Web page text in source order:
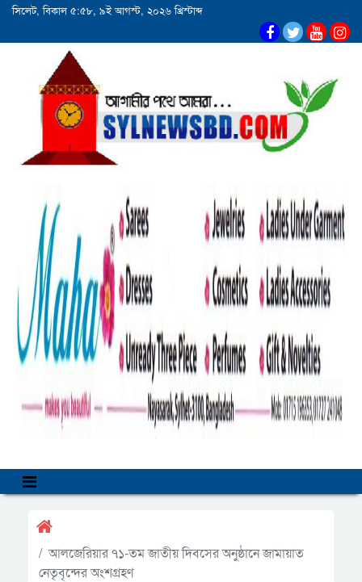
সিলেট, বিকাল ৫:৫৮, ৯ই আগস্ট, ২০২৬ খ্রিস্টাব্দ
আলজেরিয়ার ৭১-তম জাতীয় দিবসের অনুষ্ঠানে জামায়াত
নেতৃবৃন্দের অংশগ্রহণ